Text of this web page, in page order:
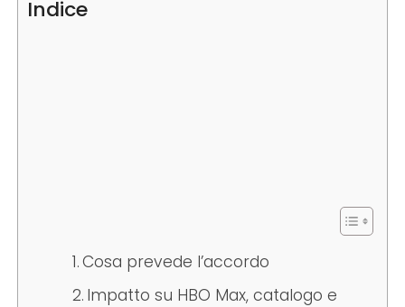
Indice
Cosa prevede l’accordo
Impatto su HBO Max, catalogo e